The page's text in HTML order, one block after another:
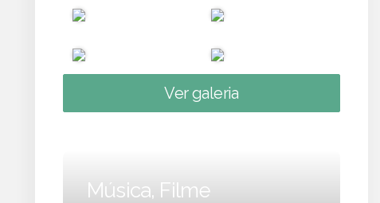
Ver galeria
Música, Filme